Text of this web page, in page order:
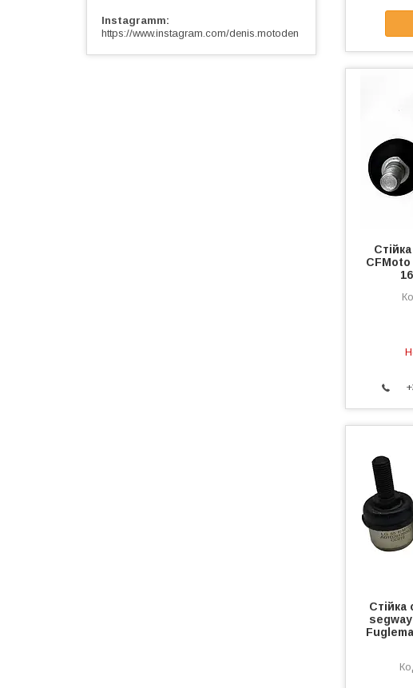
CFMoto
Стійка
segway
Instagramm
https://www.instagram.com/denis.motoden